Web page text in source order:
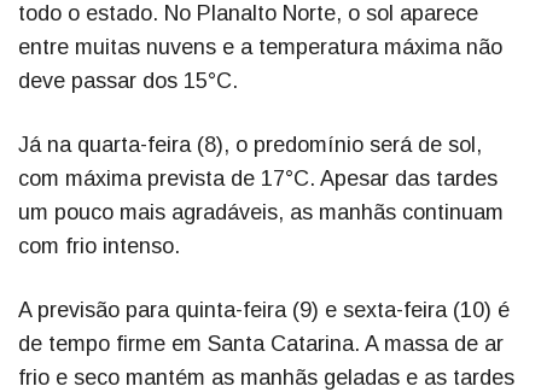
todo o estado. No Planalto Norte, o sol aparece
entre muitas nuvens e a temperatura máxima não
deve passar dos 15°C.
Já na quarta-feira (8), o predomínio será de sol,
com máxima prevista de 17°C. Apesar das tardes
um pouco mais agradáveis, as manhãs continuam
com frio intenso.
A previsão para quinta-feira (9) e sexta-feira (10) é
de tempo firme em Santa Catarina. A massa de ar
frio e seco mantém as manhãs geladas e as tardes